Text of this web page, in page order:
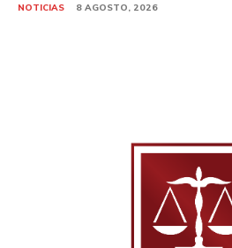
NOTICIAS 8 AGOSTO, 2026